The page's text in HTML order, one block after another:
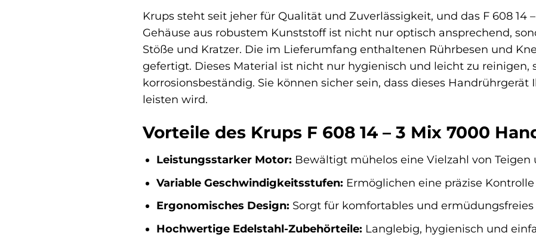
Krups steht seit jeher für Qualität und Zuverlässigkeit, und das F 608 14
Gehäuse aus robustem Kunststoff ist nicht nur optisch ansprechend,
Stöße und Kratzer. Die im Lieferumfang enthaltenen Rührbesen und
gefertigt. Dieses Material ist nicht nur hygienisch und leicht zu
korrosionsbeständig. Sie können sicher sein, dass dieses
leisten wird.
Vorteile des Krups F 608 14 – 3 Mix 7000
Leistungsstarker Motor: Bewältigt mühelos eine Vielzahl von Teigen
Variable Geschwindigkeitsstufen: Ermöglichen eine präzise
Ergonomisches Design: Sorgt für komfortables und ermüdungsfreies
Hochwertige Edelstahl-Zubehörteile: Langlebig, hygienisch und